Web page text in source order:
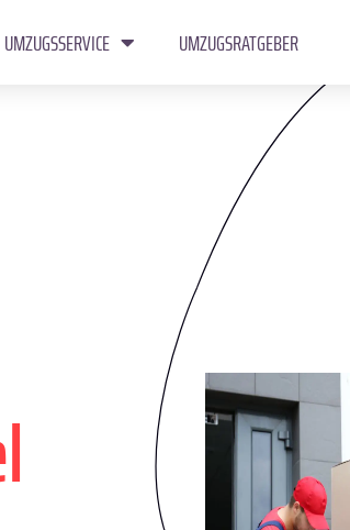
UMZUGSSERVICE UMZUGSRATGEBER